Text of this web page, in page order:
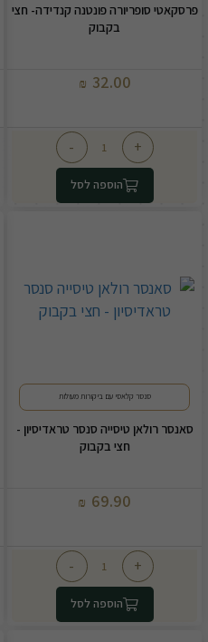
פרסקאטי סופריורה פונטנה קנדידה- חצי
בקבוק
32.00
₪
+
-
הוספה לסל
סנסר קלאסי עם ביקורות מעולות
סאנסר רולאן טיסייה סנסר טראדיסיון -
חצי בקבוק
69.90
₪
+
-
הוספה לסל